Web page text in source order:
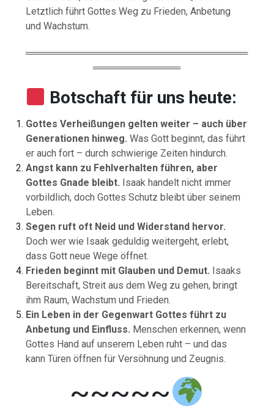
LetztlichführtGottesWeg zu Frieden,Anbetung
undWachstum.
═════════════════════════════════
═════════════
Botschaft für uns heute:
GottesVerheißungen geltenweiter – auch über
Generationen hinweg. WasGottbeginnt,dasführt
erauchfort –durch schwierige Zeitenhindurch.
Angst kann zu Fehlverhaltenführen, aber
Gottes Gnade bleibt. Isaakhandeltnicht immer
vorbildlich,dochGottesSchutzbleibtüber seinem
Leben.
Segen ruft oft Neid undWiderstand hervor.
Dochwerwie Isaakgeduldigweitergeht,erlebt,
dassGottneueWegeöffnet.
Frieden beginnt mit Glauben und Demut. Isaaks
Bereitschaft,StreitausdemWeg zugehen,bringt
ihm Raum,Wachstumund Frieden.
Ein Leben in der Gegenwart Gottesführt zu
Anbetung und Einfluss. Menschenerkennen,wenn
Gottes Handaufunserem Lebenruht –unddas
kannTürenöffnenfürVersöhnungund Zeugnis.
~~~~~